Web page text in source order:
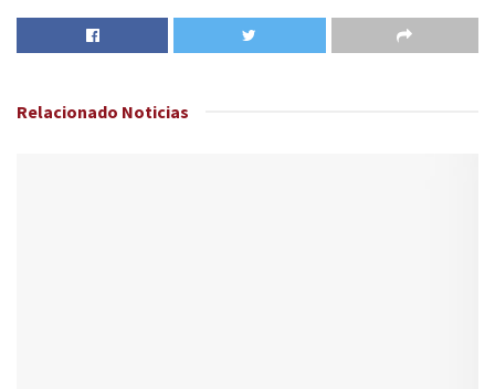
Relacionado Noticias